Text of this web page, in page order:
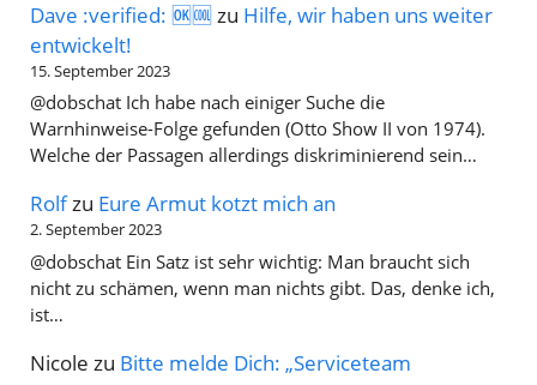
Dave :verified: 🆗🆒 zu Hilfe, wir haben uns weiter
entwickelt!
15. September 2023
@dobschat Ich habe nach einiger Suche die
Warnhinweise-Folge gefunden (Otto Show II von 1974).
Welche der Passagen allerdings diskriminierend sein…
Rolfzu Eure Armut kotzt mich an
2. September 2023
@dobschat Ein Satz ist sehr wichtig: Man braucht sich
nicht zu schämen, wenn man nichts gibt. Das, denke ich,
ist…
Nicole zu Bitte melde Dich: „Serviceteam